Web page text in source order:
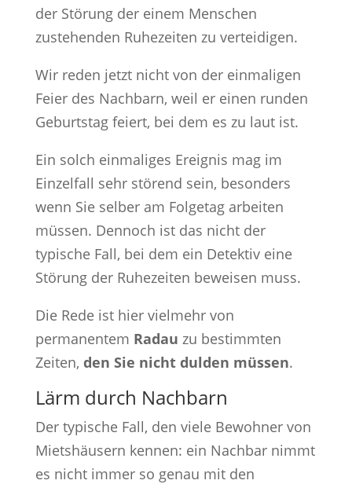
der Störung der einem Menschen
zustehenden Ruhezeiten zu verteidigen.
Wir reden jetzt nicht von der einmaligen
Feier des Nachbarn, weil er einen runden
Geburtstag feiert, bei dem es zu laut ist.
Ein solch einmaliges Ereignis mag im
Einzelfall sehr störend sein, besonders
wenn Sie selber am Folgetag arbeiten
müssen. Dennoch ist das nicht der
typische Fall, bei dem ein Detektiv eine
Störung der Ruhezeiten beweisen muss.
Die Rede ist hier vielmehr von
permanentem Radau zu bestimmten
Zeiten, den Sie nicht dulden müssen.
Lärm durch Nachbarn
Der typische Fall, den viele Bewohner von
Mietshäusern kennen: ein Nachbar nimmt
es nicht immer so genau mit den